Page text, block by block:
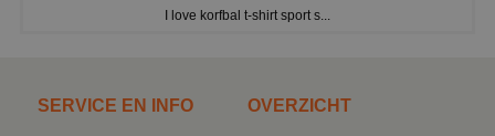
I love korfbal t-shirt sport s...
SERVICE EN INFO OVERZICHT